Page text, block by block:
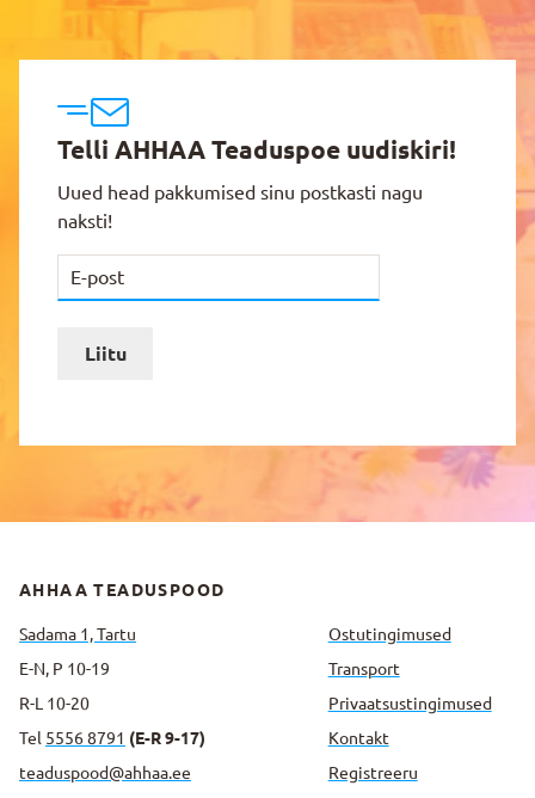
Telli AHHAA Teaduspoe uudiskiri!
Uued head pakkumised sinu postkasti nagu
naksti!
Liitu
AHHAA TEADUSPOOD
Sadama 1, Tartu
E-N, P 10-19
R-L 10-20
Tel 5556 8791 (E-R 9-17)
teaduspood@ahhaa.ee
Ostutingimused
Transport
Privaatsus­tingimused
Kontakt
Registreeru